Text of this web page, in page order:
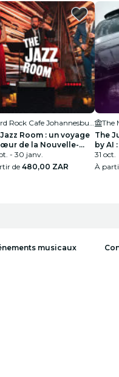
Room : un voyage
de la Nouvelle-
- 30 janv.
de 480,00 ZAR
The
The
by AI
31 oct.
À
musicaux